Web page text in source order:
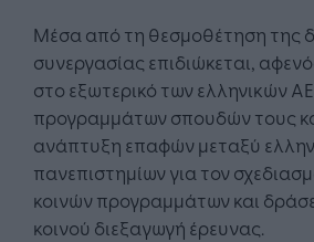
Μέσα από τη θεσμοθέτηση της
συνεργασίας επιδιώκεται,
στο εξωτερικό των ελληνικών
προγραμμάτων σπουδών τους
ανάπτυξη επαφών μεταξύ
πανεπιστημίων για τον
κοινών προγραμμάτων και
κοινού διεξαγωγή έρευνας.